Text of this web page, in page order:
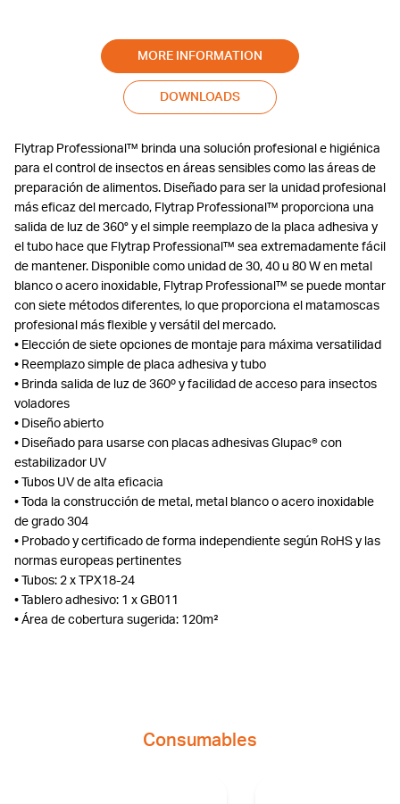
MORE INFORMATION
DOWNLOADS
Flytrap Professional™ brinda una solución profesional e higiénica
para el control de insectos en áreas sensibles como las áreas de
preparación de alimentos. Diseñado para ser la unidad profesional
más eficaz del mercado, Flytrap Professional™ proporciona una
salida de luz de 360° y el simple reemplazo de la placa adhesiva y
el tubo hace que Flytrap Professional™ sea extremadamente fácil
de mantener. Disponible como unidad de 30, 40 u 80 W en metal
blanco o acero inoxidable, Flytrap Professional™ se puede montar
con siete métodos diferentes, lo que proporciona el matamoscas
profesional más flexible y versátil del mercado.
• Elección de siete opciones de montaje para máxima versatilidad
• Reemplazo simple de placa adhesiva y tubo
• Brinda salida de luz de 360º y facilidad de acceso para insectos
voladores
• Diseño abierto
• Diseñado para usarse con placas adhesivas Glupac® con
estabilizador UV
• Tubos UV de alta eficacia
• Toda la construcción de metal, metal blanco o acero inoxidable
de grado 304
• Probado y certificado de forma independiente según RoHS y las
normas europeas pertinentes
• Tubos: 2 x TPX18-24
• Tablero adhesivo: 1 x GB011
• Área de cobertura sugerida: 120m²
Consumables